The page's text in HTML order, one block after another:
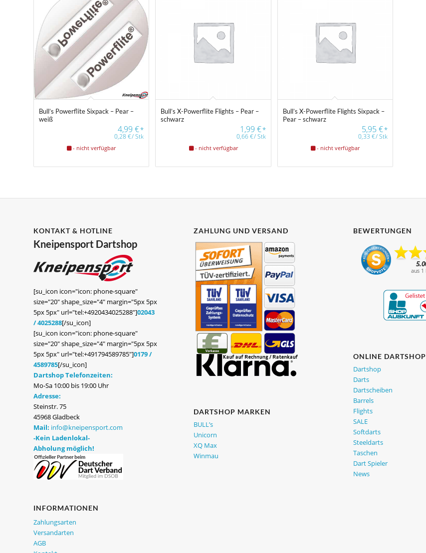
Bull’s Powerflite Sixpack – Pear –
weiß
4,99€*
0,28€/Stk
- nicht verfügbar
Bull’s X-Powerflite Flights – Pear –
schwarz
1,99 €*
0,66€/Stk
- nicht verfügbar
Bull’s X-Powerflite Flights Sixpack –
Pear – schwarz
5,95€*
0,33€/Stk
- nicht verfügbar
KONTAKT & HOTLINE
Kneipensport Dartshop
[su_icon icon="icon: phone-square"
size="20" shape_size="4" margin="5px 5px
5px 5px" url="tel:+4920434025288"]02043
/ 4025288[/su_icon]
[su_icon icon="icon: phone-square"
size="20" shape_size="4" margin="5px 5px
5px 5px" url="tel:+491794589785"]0179 /
4589785[/su_icon]
Dartshop Telefonzeiten:
Mo-Sa 10:00 bis 19:00 Uhr
Adresse:
Steinstr. 75
45968 Gladbeck
Mail: info@kneipensport.com
-Kein Ladenlokal-
Abholung möglich!
INFORMATIONEN
Zahlungsarten
Versandarten
AGB
ZAHLUNG UND VERSAND
DARTSHOP MARKEN
BULL’s
Unicorn
XQ Max
Winmau
BEWERTUNGEN
ONLINE DARTSHOP
Dartshop
Darts
Dartscheiben
Barrels
Flights
SALE
Softdarts
Steeldarts
Taschen
Dart Spieler
News